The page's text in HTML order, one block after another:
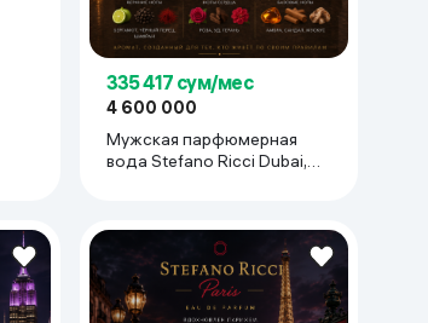
335 417 сум/мес
4 600 000
Мужская парфюмерная
вода Stefano Ricci Dubai,